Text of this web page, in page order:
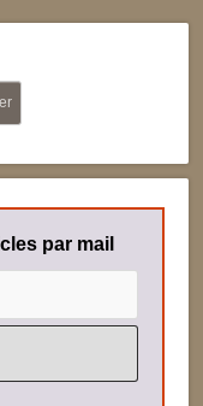
par mail